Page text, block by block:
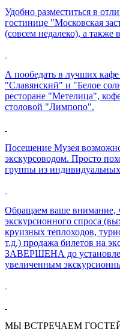
Удобно разместиться в
гостинице "Московская
(совсем недалеко), а
А пообедать в лучших кафе
"Славянский" и "Белое
ресторане "Метелица",
столовой "Лимпопо".
Посещение Музея
экскурсоводом. Просто
группы из
Обращаем ваше внимание,
экскурсионного спроса
круизных теплоходов,
т.д.) продажа билетов на
ЗАВЕРШЕНА до
увеличенным
МЫ ВСТРЕЧАЕМ